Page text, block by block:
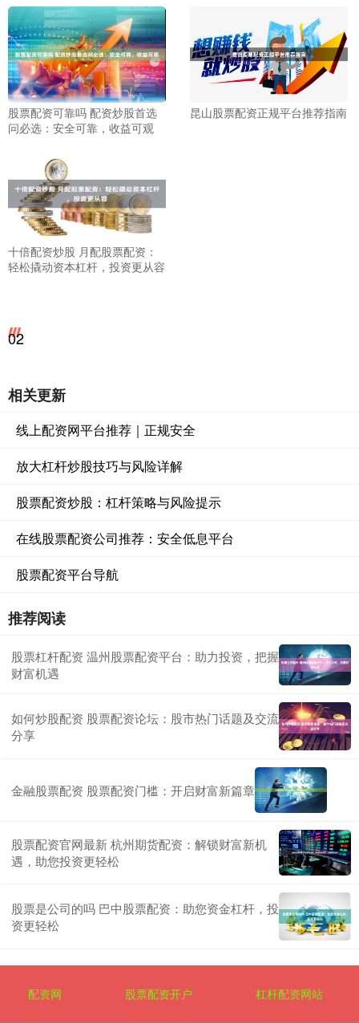
股票配资可靠吗 配资炒股首选
问必选：安全可靠，收益可观
昆山股票配资正规平台推荐指南
十倍配资炒股 月配股票配资：
轻松撬动资本杠杆，投资更从容
02
相关更新
线上配资网平台推荐｜正规安全
放大杠杆炒股技巧与风险详解
股票配资炒股：杠杆策略与风险提示
在线股票配资公司推荐：安全低息平台
股票配资平台导航
推荐阅读
股票杠杆配资 温州股票配资平台：助力投资，把握
财富机遇
如何炒股配资 股票配资论坛：股市热门话题及交流
分享
金融股票配资 股票配资门槛：开启财富新篇章
股票配资官网最新 杭州期货配资：解锁财富新机
遇，助您投资更轻松
股票是公司的吗 巴中股票配资：助您资金杠杆，投
资更轻松
配资网 股票配资开户 杠杆配资网站